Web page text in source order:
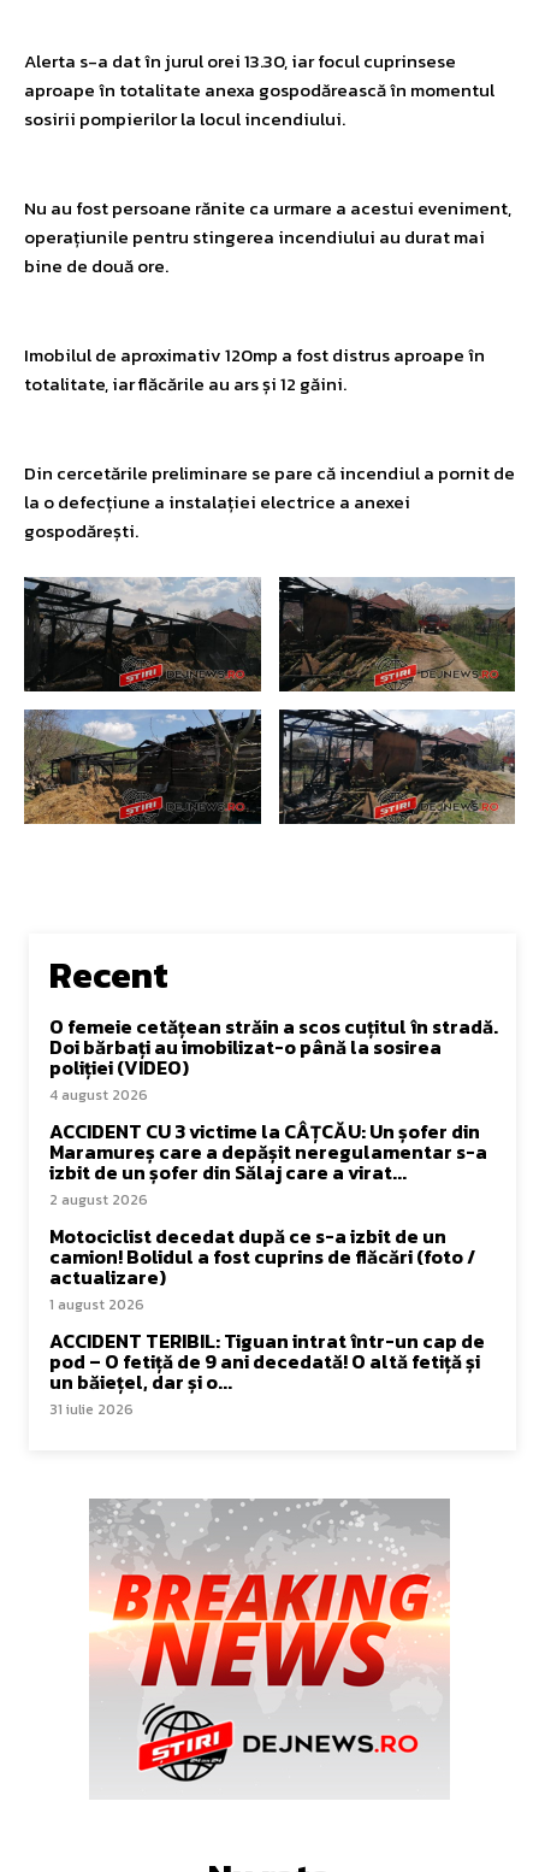
Alerta s-a dat în jurul orei 13.30, iar focul cuprinsese
aproape în totalitate anexa gospodărească în momentul
sosirii pompierilor la locul incendiului.
Nu au fost persoane rănite ca urmare a acestui eveniment,
operațiunile pentru stingerea incendiului au durat mai
bine de două ore.
Imobilul de aproximativ 120mp a fost distrus aproape în
totalitate, iar flăcările au ars și 12 găini.
Din cercetările preliminare se pare că incendiul a pornit de
la o defecțiune a instalației electrice a anexei
gospodărești.
Recent
O femeie cetățean străin a scos cuțitul în stradă.
Doi bărbați au imobilizat-o până la sosirea
poliției (VIDEO)
4 august 2026
ACCIDENT CU 3 victime la CÂȚCĂU: Un șofer din
Maramureș care a depășit neregulamentar s-a
izbit de un șofer din Sălaj care a virat...
2 august 2026
Motociclist decedat după ce s-a izbit de un
camion! Bolidul a fost cuprins de flăcări (foto /
actualizare)
1 august 2026
ACCIDENT TERIBIL: Tiguan intrat într-un cap de
pod – O fetiță de 9 ani decedată! O altă fetiță și
un băiețel, dar și o...
31 iulie 2026